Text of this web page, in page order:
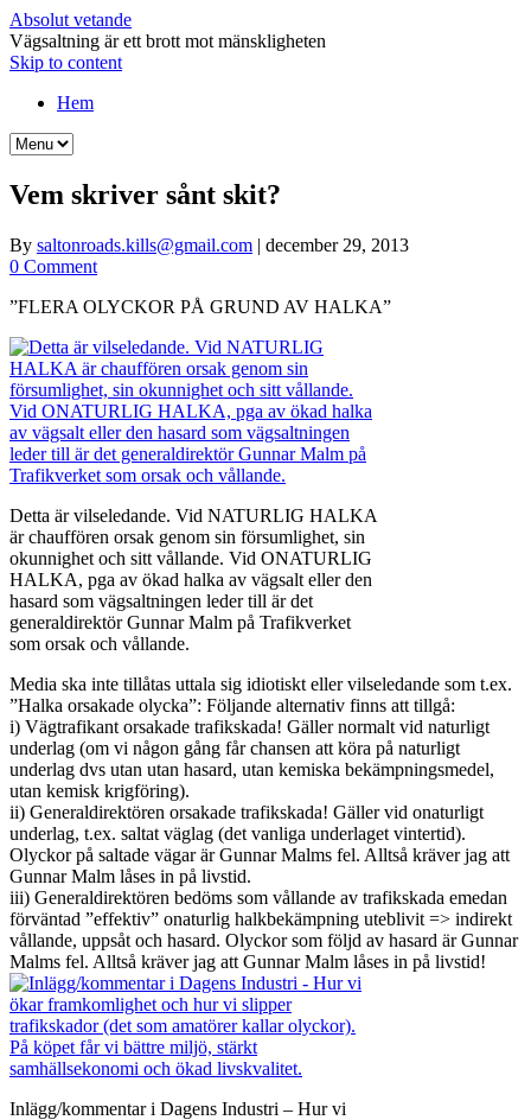
Absolut vetande
Vägsaltning är ett brott mot mänskligheten
Skip to content
Hem
Vem skriver sånt skit?
By saltonroads.kills@gmail.com | december 29, 2013
0 Comment
”FLERA OLYCKOR PÅ GRUND AV HALKA”
Detta är vilseledande. Vid NATURLIG HALKA
är chauffören orsak genom sin försumlighet, sin
okunnighet och sitt vållande. Vid ONATURLIG
HALKA, pga av ökad halka av vägsalt eller den
hasard som vägsaltningen leder till är det
generaldirektör Gunnar Malm på Trafikverket
som orsak och vållande.
Media ska inte tillåtas uttala sig idiotiskt eller vilseledande som t.ex.
”Halka orsakade olycka”: Följande alternativ finns att tillgå:
i) Vägtrafikant orsakade trafikskada! Gäller normalt vid naturligt
underlag (om vi någon gång får chansen att köra på naturligt
underlag dvs utan utan hasard, utan kemiska bekämpningsmedel,
utan kemisk krigföring).
ii) Generaldirektören orsakade trafikskada! Gäller vid onaturligt
underlag, t.ex. saltat väglag (det vanliga underlaget vintertid).
Olyckor på saltade vägar är Gunnar Malms fel. Alltså kräver jag att
Gunnar Malm låses in på livstid.
iii) Generaldirektören bedöms som vållande av trafikskada emedan
förväntad ”effektiv” onaturlig halkbekämpning uteblivit => indirekt
vållande, uppsåt och hasard. Olyckor som följd av hasard är Gunnar
Malms fel. Alltså kräver jag att Gunnar Malm låses in på livstid!
Inlägg/kommentar i Dagens Industri – Hur vi